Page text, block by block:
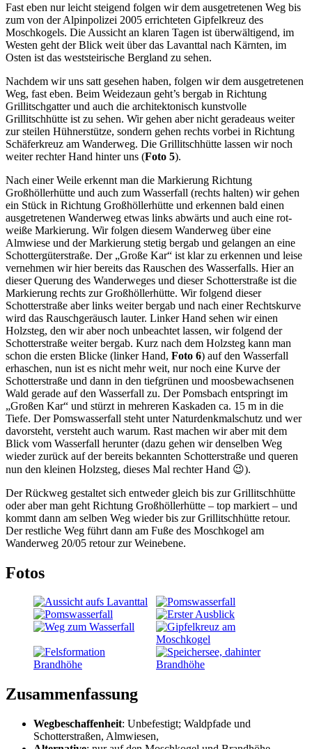
Fast eben nur leicht steigend folgen wir dem ausgetretenen Weg bis
zum von der Alpinpolizei 2005 errichteten Gipfelkreuz des
Moschkogels. Die Aussicht an klaren Tagen ist überwältigend, im
Westen geht der Blick weit über das Lavanttal nach Kärnten, im
Osten ist das weststeirische Bergland zu sehen.
Nachdem wir uns satt gesehen haben, folgen wir dem ausgetretenen
Weg, fast eben. Beim Weidezaun geht’s bergab in Richtung
Grillitschgatter und auch die architektonisch kunstvolle
Grillitschhütte ist zu sehen. Wir gehen aber nicht geradeaus weiter
zur steilen Hühnerstütze, sondern gehen rechts vorbei in Richtung
Schäferkreuz am Wanderweg. Die Grillitschhütte lassen wir noch
weiter rechter Hand hinter uns (Foto 5).
Nach einer Weile erkennt man die Markierung Richtung
Großhöllerhütte und auch zum Wasserfall (rechts halten) wir gehen
ein Stück in Richtung Großhöllerhütte und erkennen bald einen
ausgetretenen Wanderweg etwas links abwärts und auch eine rot-
weiße Markierung. Wir folgen diesem Wanderweg über eine
Almwiese und der Markierung stetig bergab und gelangen an eine
Schottergüterstraße. Der „Große Kar“ ist klar zu erkennen und leise
vernehmen wir hier bereits das Rauschen des Wasserfalls. Hier an
dieser Querung des Wanderweges und dieser Schotterstraße ist die
Markierung rechts zur Großhöllerhütte. Wir folgend dieser
Schotterstraße aber links weiter bergab und nach einer Rechtskurve
wird das Rauschgeräusch lauter. Linker Hand sehen wir einen
Holzsteg, den wir aber noch unbeachtet lassen, wir folgend der
Schotterstraße weiter bergab. Kurz nach dem Holzsteg kann man
schon die ersten Blicke (linker Hand, Foto 6) auf den Wasserfall
erhaschen, nun ist es nicht mehr weit, nur noch eine Kurve der
Schotterstraße und dann in den tiefgrünen und moosbewachsenen
Wald gerade auf den Wasserfall zu. Der Pomsbach entspringt im
„Großen Kar“ und stürzt in mehreren Kaskaden ca. 15 m in die
Tiefe. Der Pomswasserfall steht unter Naturdenkmalschutz und wer
davorsteht, versteht auch warum. Rast machen wir aber mit dem
Blick vom Wasserfall herunter (dazu gehen wir denselben Weg
wieder zurück auf der bereits bekannten Schotterstraße und queren
nun den kleinen Holzsteg, dieses Mal rechter Hand 😉).
Der Rückweg gestaltet sich entweder gleich bis zur Grillitschhütte
oder aber man geht Richtung Großhöllerhütte – top markiert – und
kommt dann am selben Weg wieder bis zur Grillitschhütte retour.
Der restliche Weg führt dann am Fuße des Moschkogel am
Wanderweg 20/05 retour zur Weinebene.
Fotos
Zusammenfassung
Wegbeschaffenheit: Unbefestigt; Waldpfade und
Schotterstraßen, Almwiesen,